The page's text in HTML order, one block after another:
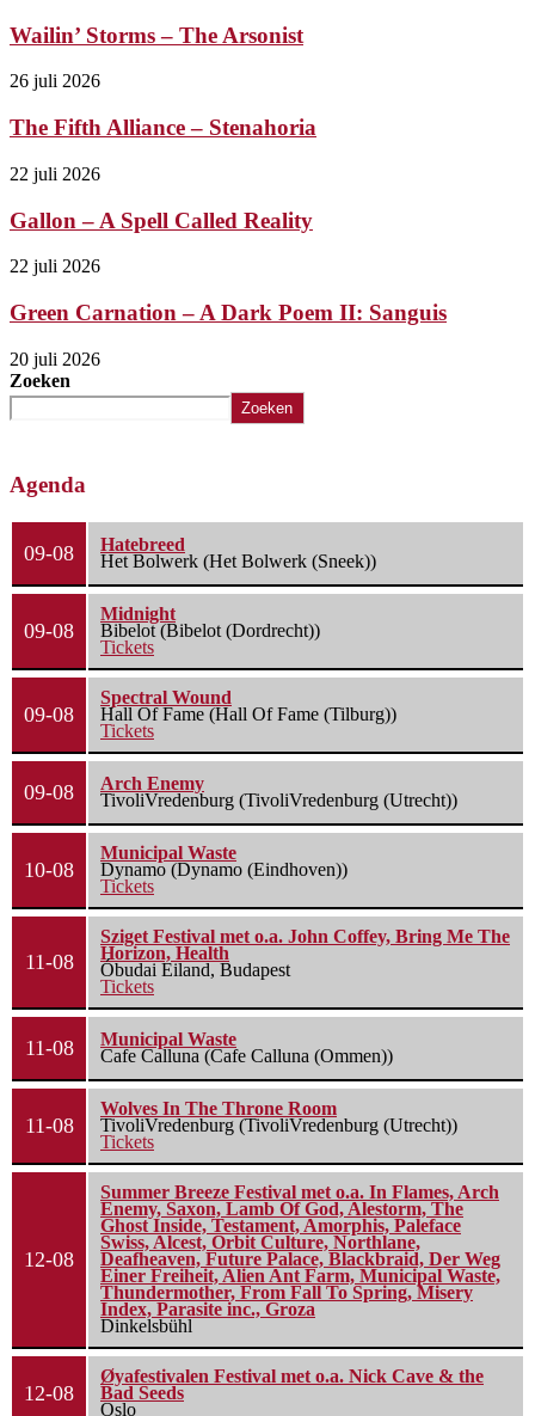
Wailin’ Storms – The Arsonist
26 juli 2026
The Fifth Alliance – Stenahoria
22 juli 2026
Gallon – A Spell Called Reality
22 juli 2026
Green Carnation – A Dark Poem II: Sanguis
20 juli 2026
Zoeken
Zoeken
Agenda
09-08
Hatebreed
Het Bolwerk (Het Bolwerk (Sneek))
09-08
Midnight
Bibelot (Bibelot (Dordrecht))
Tickets
09-08
Spectral Wound
Hall Of Fame (Hall Of Fame (Tilburg))
Tickets
09-08
Arch Enemy
TivoliVredenburg (TivoliVredenburg (Utrecht))
10-08
Municipal Waste
Dynamo (Dynamo (Eindhoven))
Tickets
11-08
Sziget Festival met o.a. John Coffey, Bring Me The
Horizon, Health
Óbudai Eiland, Budapest
Tickets
11-08
Municipal Waste
Cafe Calluna (Cafe Calluna (Ommen))
11-08
Wolves In The Throne Room
TivoliVredenburg (TivoliVredenburg (Utrecht))
Tickets
12-08
Summer Breeze Festival met o.a. In Flames, Arch
Enemy, Saxon, Lamb Of God, Alestorm, The
Ghost Inside, Testament, Amorphis, Paleface
Swiss, Alcest, Orbit Culture, Northlane,
Deafheaven, Future Palace, Blackbraid, Der Weg
Einer Freiheit, Alien Ant Farm, Municipal Waste,
Thundermother, From Fall To Spring, Misery
Index, Parasite inc., Groza
Dinkelsbühl
12-08
Øyafestivalen Festival met o.a. Nick Cave & the
Bad Seeds
Oslo